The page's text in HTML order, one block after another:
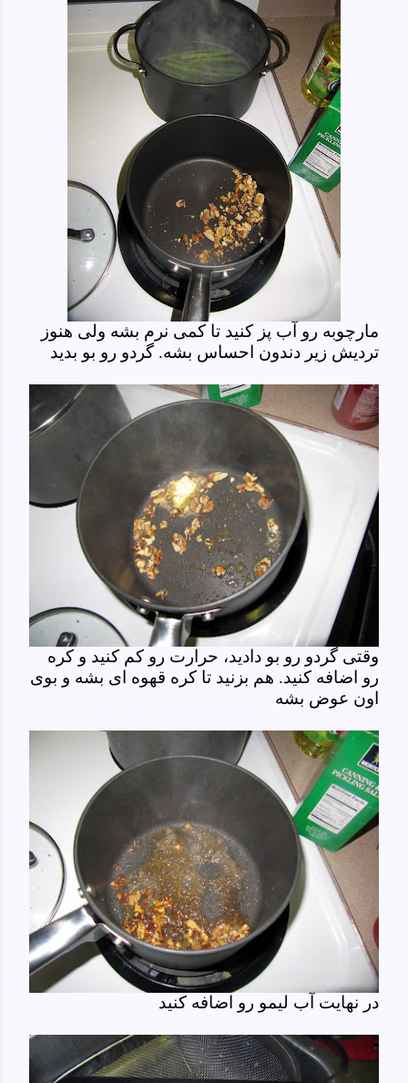
مارچوبه رو آب پز کنید تا کمی نرم بشه ولی هنوز
تردیش زیر دندون احساس بشه. گردو رو بو بدید
وقتی گردو رو بو دادید، حرارت رو کم کنید و کره
رو اضافه کنید. هم بزنید تا کره قهوه ای بشه و بوی
اون عوض بشه
در نهایت آب لیمو رو اضافه کنید